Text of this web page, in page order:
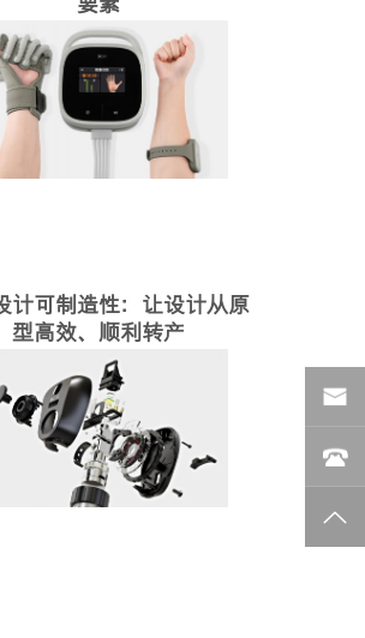
要素
计可制造性：让设计从原
型高效、顺利转产